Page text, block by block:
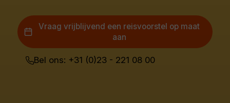
Vraag vrijblijvend een reisvoorstel op maat
aan
Bel ons: +31 (0)23 - 221 08 00